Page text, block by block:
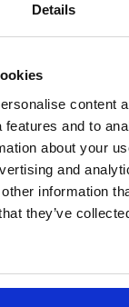
Details
content
features and to
about your
and
information
they’ve